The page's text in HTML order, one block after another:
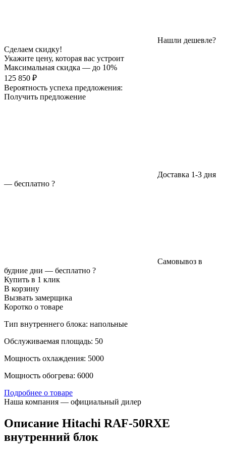
Нашли дешевле?
Сделаем скидку!
Укажите цену, которая вас устроит
Максимальная скидка — до 10%
125 850 ₽
Вероятность успеха предложения:
Получить предложение
Доставка 1-3 дня
— бесплатно ?
Самовывоз в
будние дни — бесплатно ?
Купить в 1 клик
В корзину
Вызвать замерщика
Коротко о товаре
Тип внутреннего блока: напольные
Обслуживаемая площадь: 50
Мощность охлаждения: 5000
Мощность обогрева: 6000
Подробнее о товаре
Наша компания — официальный дилер
Описание Hitachi RAF-50RXE
внутренний блок